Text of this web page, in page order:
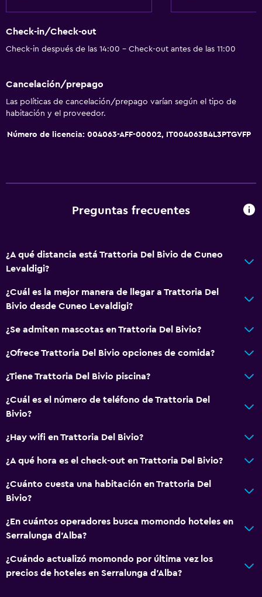
Check-in/Check-out
Check-in después de las 14:00 - Check-out antes de las 11:00
Cancelación/prepago
Las políticas de cancelación/prepago varían según el tipo de
habitación y el proveedor.
Número de licencia: 004063-AFF-00002, IT004063B4L3PTGVFP
Preguntas frecuentes
¿A qué distancia está Trattoria Del Bivio de Cuneo
Levaldigi?
¿Cuál es la mejor manera de llegar a Trattoria Del
Bivio desde Cuneo Levaldigi?
¿Se admiten mascotas en Trattoria Del Bivio?
¿Ofrece Trattoria Del Bivio opciones de comida?
¿Tiene Trattoria Del Bivio piscina?
¿Cuál es el número de teléfono de Trattoria Del
Bivio?
¿Hay wifi en Trattoria Del Bivio?
¿A qué hora es el check-out en Trattoria Del Bivio?
¿Cuánto cuesta una habitación en Trattoria Del
Bivio?
¿En cuántos operadores busca momondo hoteles en
Serralunga d'Alba?
¿Cuándo actualizó momondo por última vez los
precios de hoteles en Serralunga d'Alba?